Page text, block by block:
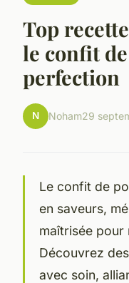
Top
le confit
perfection
N Noham29
Le confit de
en saveurs,
maîtrisée pour
Découvrez
avec soin,